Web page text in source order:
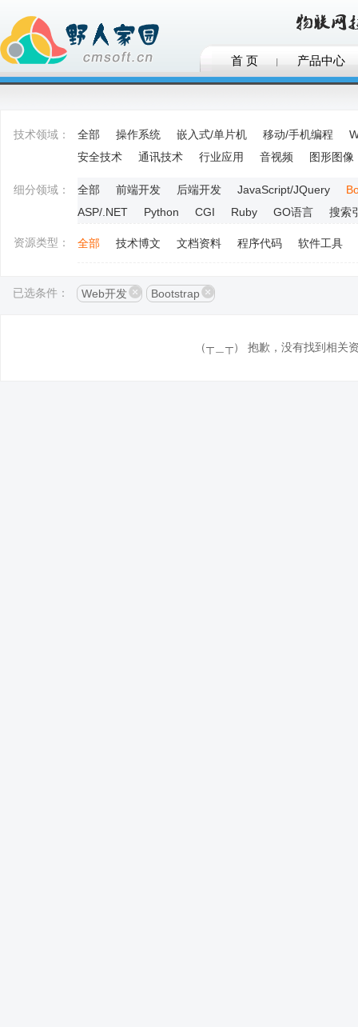
首 页 产品中心
技术领域： 全部 操作系统 嵌入式/单片机 移动/手机编程
安全技术
通讯技术 行业应用 音视频 图形图像
细分领域： 全部 前端开发 后端开发 JavaScript/JQuery
ASP/.NET
Python CGI Ruby GO语言 搜索
资源类型： 全部 技术博文 文档资料 程序代码 软件工具
已选条件： Web开发 Bootstrap
（┬＿┬） 抱歉，没有找到相关